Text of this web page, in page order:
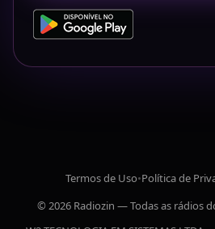
Termos de Uso•Política de
© 2026 Radiozin — Todas as rádios